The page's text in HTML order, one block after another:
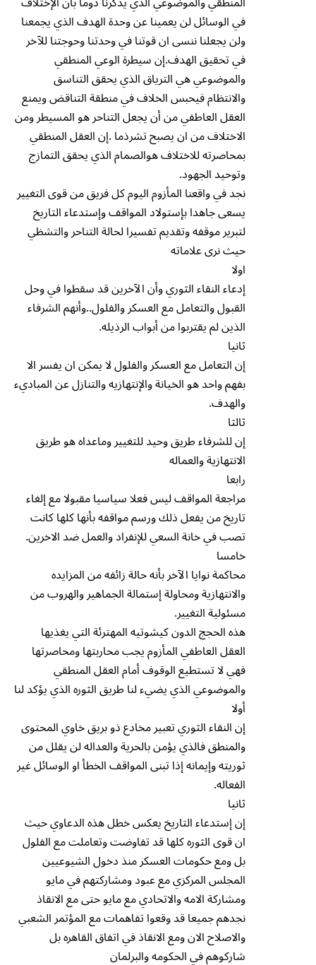
في الوسائل لن يعمينا عن وحدة الهدف الذي يجمعنا
ولن يجعلنا ننسى ان قوتنا في وحدتنا وحوجتنا للآخر
في تحقيق الهدف.إن سيطرة الوعي المنطقي
والموضوعي هي الترياق الذي يحقق التناسق
والانتظام فيحبس الخلاف في منطقة التناقض ويمنع
العقل العاطفي من أن يجعل التناحر هو المسيطر ومن
الاختلاف من ان يصبح تشرذما .إن العقل المنطقي
بمحاصرته للاختلاف هوالصمام الذي يحقق التمازج
وتوحيد الجهود.
نجد في واقعنا المأزوم اليوم كل فريق من قوى التغيير
يسعى جاهدا بإستولاد المواقف وإستدعاء التاريخ
لتبرير موقفه وتقديم تفسيرا لحالة التناحر والتشظي
حيث نرى علاماته
اولا
إدعاء النقاء الثوري وأن الآخرين قد سقطوا في وحل
القبول والتعامل مع العسكر والفلول..وأنهم الشرفاء
الذين لم يقتربوا من أبواب الرذيله.
ثانيا
إن التعامل مع العسكر والفلول لا يمكن ان يفسر الا
بفهم واحد هو الخيانة والإنتهازيه والتنازل عن المباديء
والهدف.
ثالثا
إن للشرفاء طريق وحيد للتغيير وماعداه هو طريق
الانتهازية والعماله
رابعا
مراجعة المواقف ليس فعلا سياسيا مقبولا مع إلغاء
تاريخ من يفعل ذلك ورسم مواقفه بأنها كلها كانت
تصب في خانة السعي للإنفراد والعمل ضد الاخرين.
خامسا
محاكمة نوايا الآخر بأنه حالة زائفه من المزايده
والانتهازية ومحاولة إستمالة الجماهير والهروب من
مسئولية التغيير.
هذه الحجج الدون كيشوتيه المهترئة التي يغذيها
العقل العاطفي المأزوم يجب محاربتها ومحاصرتها
فهي لا تستطيع الوقوف أمام العقل المنطقي
والموضوعي الذي يضيء لنا طريق الثوره الذي يؤكد لنا
أولا
إن النقاء الثوري تعبير مخادع ذو بريق خاوي المحتوى
والمنطق فالذي يؤمن بالحرية والعداله لن يقلل من
ثوريته وإيمانه إذا تبنى المواقف الخطأ او الوسائل غير
الفعاله.
ثانيا
إن إستدعاء التاريخ يعكس خطل هذه الدعاوي حيث
ان قوى الثوره كلها قد تفاوضت وتعاملت مع الفلول
بل ومع حكومات العسكر منذ دخول الشيوعيين
المجلس المركزي مع عبود ومشاركتهم في مايو
ومشاركة الامه والاتحادي مع مايو حتى مع الانقاذ
نجدهم جميعا قد وقعوا تفاهمات مع المؤتمر الشعبي
والاصلاح الان ومع الانقاذ في اتفاق القاهره بل
شاركوهم في الحكومه والبرلمان